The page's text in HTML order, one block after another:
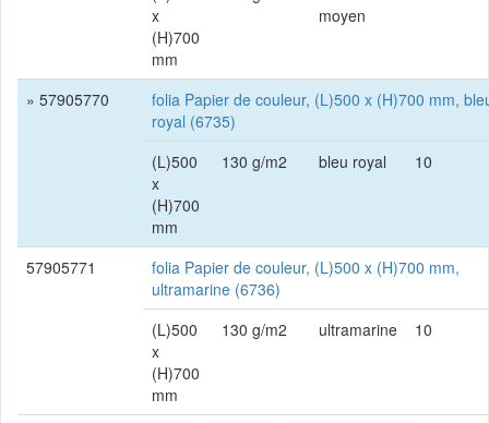
x
(H)700
mm
moyen
» 57905770
folia Papier de couleur, (L)500 x (H)700 mm,
royal (6735)
(L)500
x
(H)700
mm
130 g/m2 bleu royal 10
57905771
folia Papier de couleur, (L)500 x (H)700 mm,
ultramarine (6736)
(L)500
x
(H)700
mm
130 g/m2 ultramarine 10